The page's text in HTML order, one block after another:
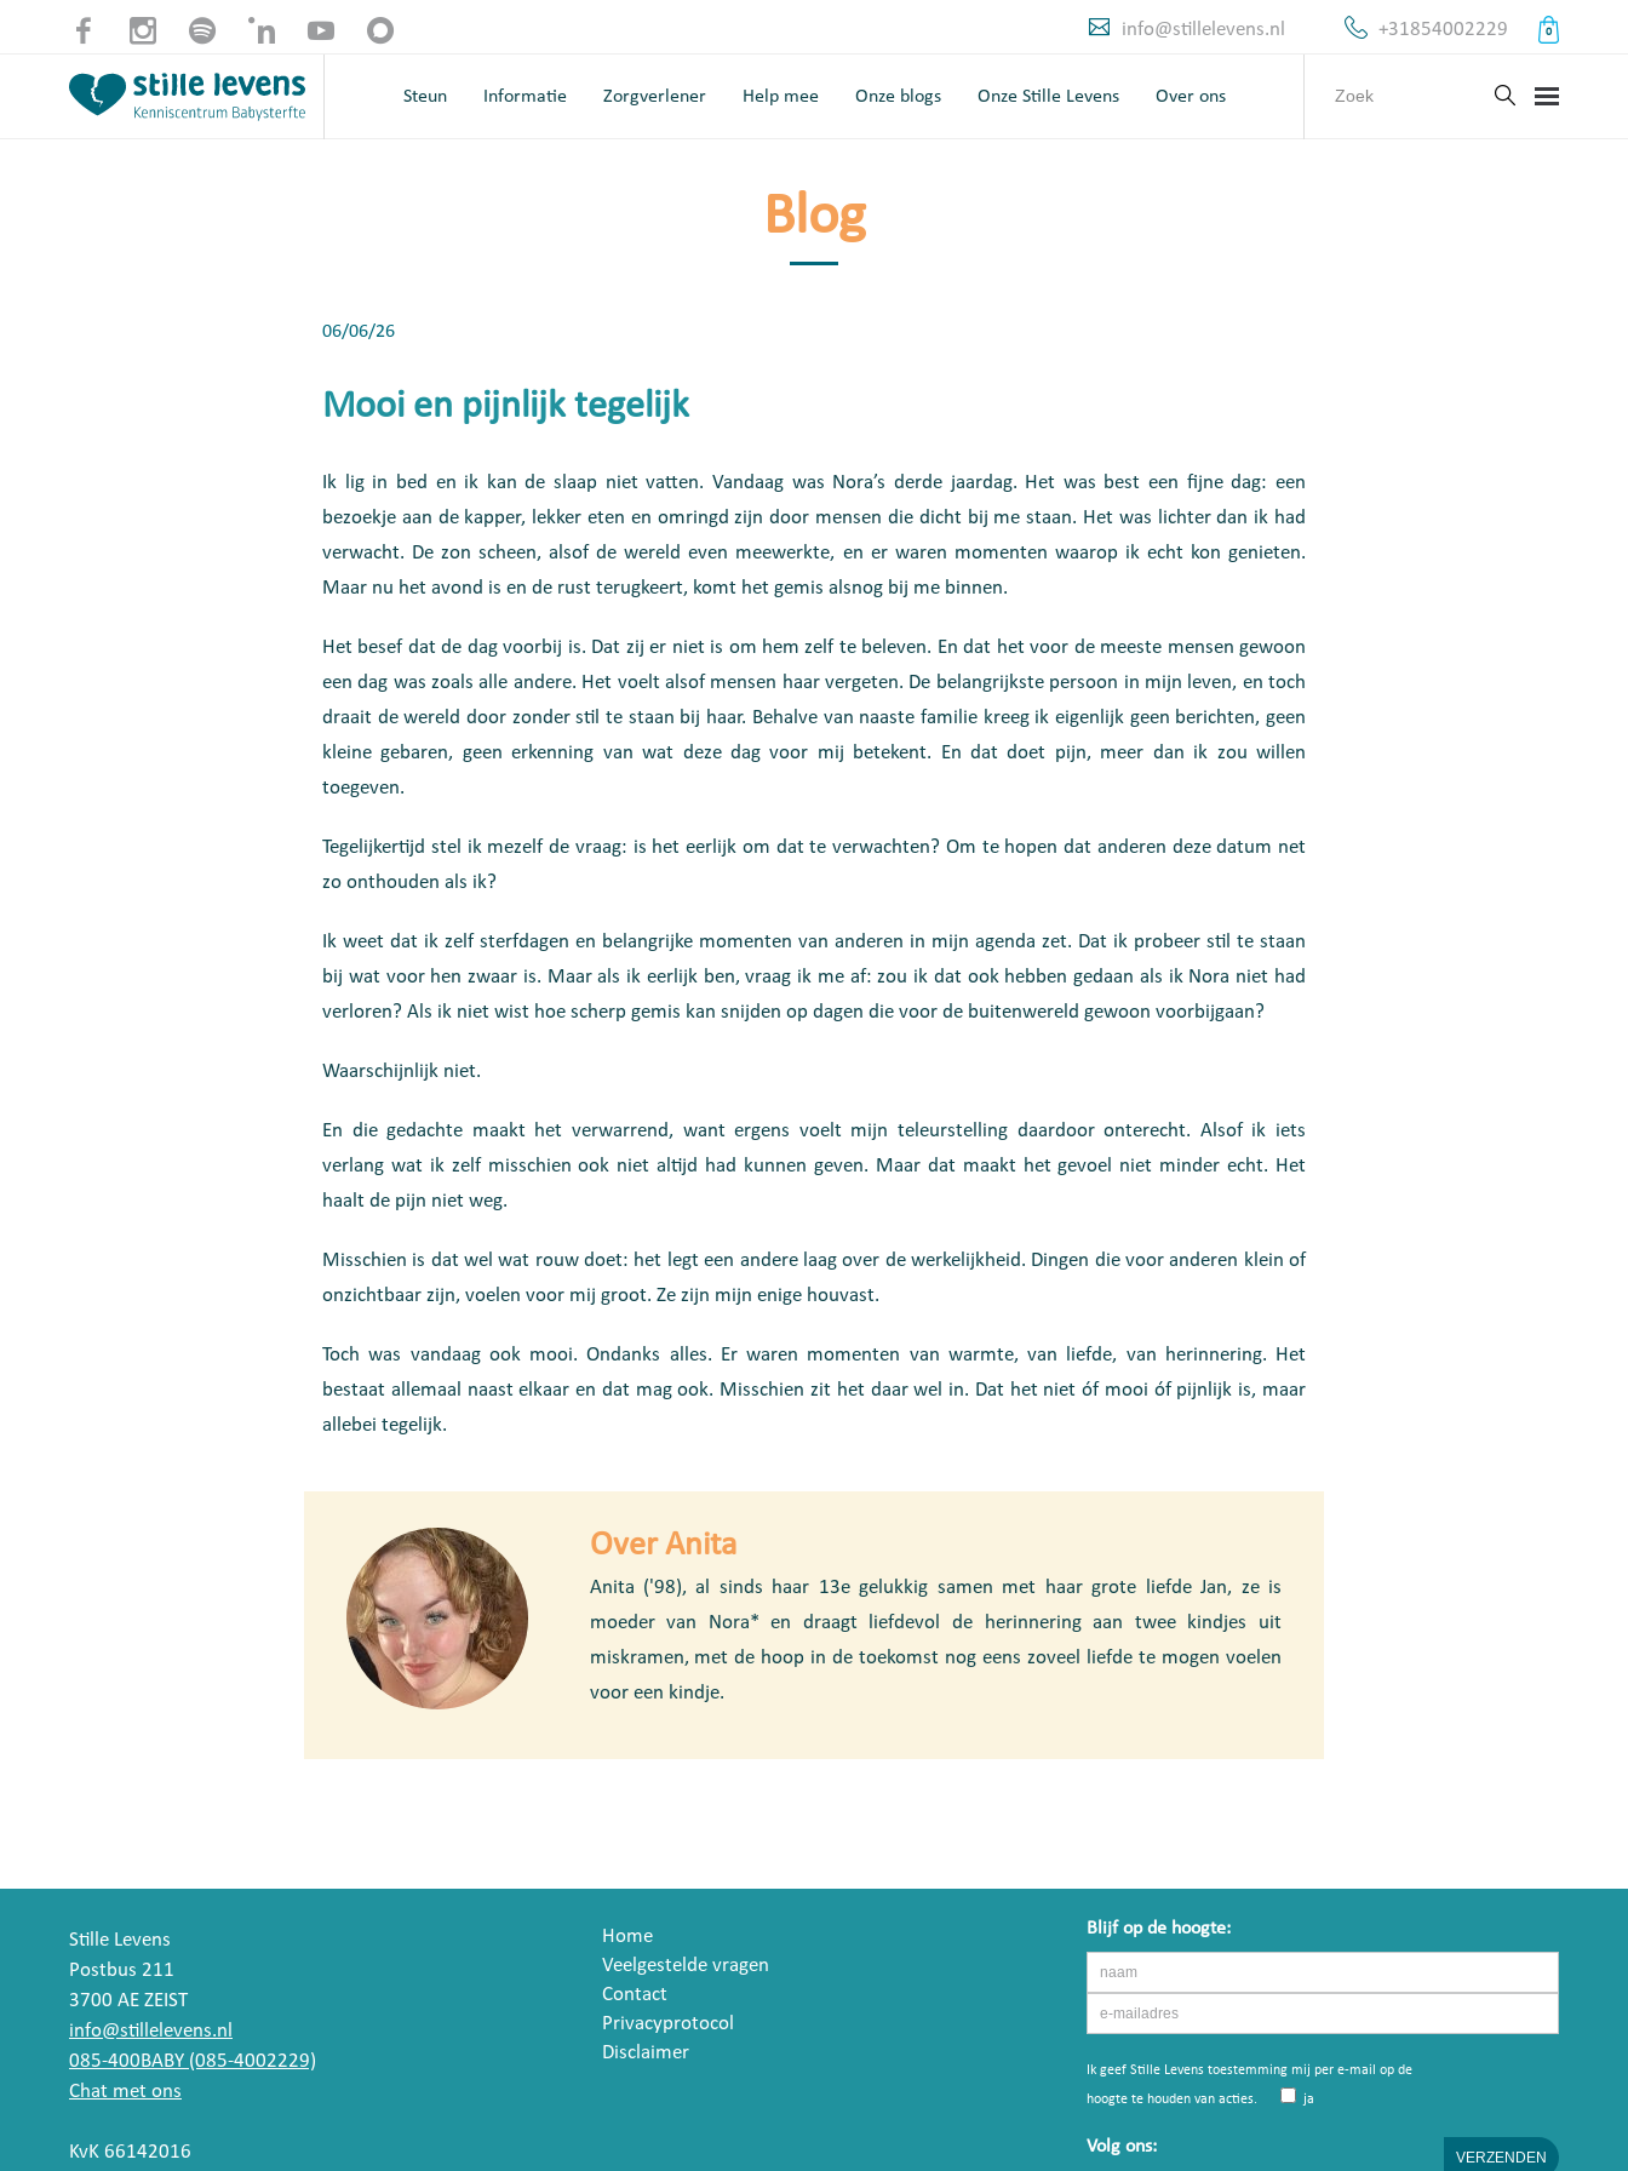
info@stillelevens.nl +31854002229 0
Steun Informatie Zorgverlener Help mee Onze blogs Onze Stille Levens Over ons
Blog
06/06/26
Mooi en pijnlijk tegelijk
Ik lig in bed en ik kan de slaap niet vatten. Vandaag was Nora’s derde jaardag. Het was best een fijne dag: een
bezoekje aan de kapper, lekker eten en omringd zijn door mensen die dicht bij me staan. Het was lichter dan ik had
verwacht. De zon scheen, alsof de wereld even meewerkte, en er waren momenten waarop ik echt kon genieten.
Maar nu het avond is en de rust terugkeert, komt het gemis alsnog bij me binnen.
Het besef dat de dag voorbij is. Dat zij er niet is om hem zelf te beleven. En dat het voor de meeste mensen gewoon
een dag was zoals alle andere. Het voelt alsof mensen haar vergeten. De belangrijkste persoon in mijn leven, en toch
draait de wereld door zonder stil te staan bij haar. Behalve van naaste familie kreeg ik eigenlijk geen berichten, geen
kleine gebaren, geen erkenning van wat deze dag voor mij betekent. En dat doet pijn, meer dan ik zou willen
toegeven.
Tegelijkertijd stel ik mezelf de vraag: is het eerlijk om dat te verwachten? Om te hopen dat anderen deze datum net
zo onthouden als ik?
Ik weet dat ik zelf sterfdagen en belangrijke momenten van anderen in mijn agenda zet. Dat ik probeer stil te staan
bij wat voor hen zwaar is. Maar als ik eerlijk ben, vraag ik me af: zou ik dat ook hebben gedaan als ik Nora niet had
verloren? Als ik niet wist hoe scherp gemis kan snijden op dagen die voor de buitenwereld gewoon voorbijgaan?
Waarschijnlijk niet.
En die gedachte maakt het verwarrend, want ergens voelt mijn teleurstelling daardoor onterecht. Alsof ik iets
verlang wat ik zelf misschien ook niet altijd had kunnen geven. Maar dat maakt het gevoel niet minder echt. Het
haalt de pijn niet weg.
Misschien is dat wel wat rouw doet: het legt een andere laag over de werkelijkheid. Dingen die voor anderen klein of
onzichtbaar zijn, voelen voor mij groot. Ze zijn mijn enige houvast.
Toch was vandaag ook mooi. Ondanks alles. Er waren momenten van warmte, van liefde, van herinnering. Het
bestaat allemaal naast elkaar en dat mag ook. Misschien zit het daar wel in. Dat het niet óf mooi óf pijnlijk is, maar
allebei tegelijk.
Over Anita
Anita ('98), al sinds haar 13e gelukkig samen met haar grote liefde Jan, ze is
moeder van Nora* en draagt liefdevol de herinnering aan twee kindjes uit
miskramen, met de hoop in de toekomst nog eens zoveel liefde te mogen voelen
voor een kindje.
Stille Levens
Postbus 211
3700 AE ZEIST
info@stillelevens.nl
085-400BABY (085-4002229)
Chat met ons
KvK 66142016
Home
Veelgestelde vragen
Contact
Privacyprotocol
Disclaimer
Blijf op de hoogte:
Ik geef Stille Levens toestemming mij per e-mail op de
hoogte te houden van acties.
ja
Volg ons: